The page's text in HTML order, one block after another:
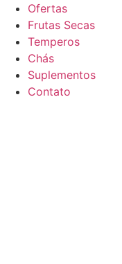
Ofertas
Frutas Secas
Temperos
Chás
Suplementos
Contato